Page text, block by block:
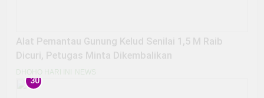
Alat Pemantau Gunung Kelud Senilai 1,5 M Raib
Dicuri, Petugas Minta Dikembalikan
DHOHO HARI INI NEWS
30